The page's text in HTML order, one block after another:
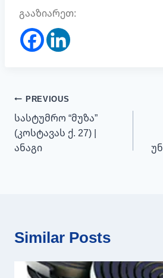
გააზიარეთ:
პოსტის
ნავიგაცია
PREVIOUS
სასტუმრო “მუზა”
(კოსტავას ქ. 27) |
ანაგი
Similar Posts